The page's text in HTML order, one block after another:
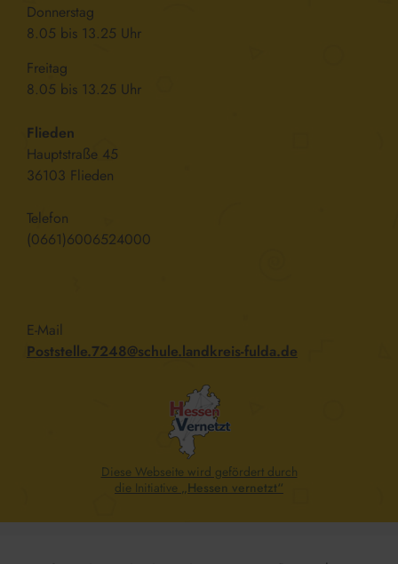
Donnerstag
8.05 bis 13.25 Uhr
Freitag
8.05 bis 13.25 Uhr
Flieden
Hauptstraße 45
36103 Flieden
Telefon
(0661)6006524000
E-Mail
Poststelle.7248@schule.landkreis-fulda.de
Diese Webseite wird gefördert durch
die Initiative „Hessen vernetzt“